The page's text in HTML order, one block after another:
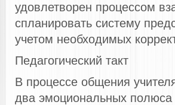
удовлетворен процессом
спланировать систему
учетом необходимых
Педагогический такт
В процессе общения
два эмоциональных